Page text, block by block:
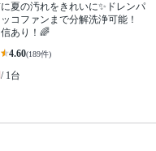
夏の汚れをきれいに✨ドレンパ
コファンまで分解洗浄可能！
あり！🌈
4.60(189件)
/ 1台